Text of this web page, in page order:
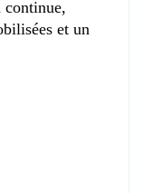
continue,
et un